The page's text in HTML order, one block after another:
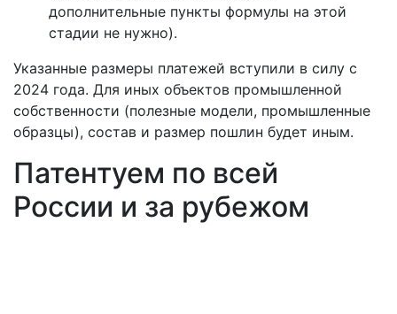
дополнительные пункты формулы на этой
стадии не нужно).
Указанные размеры платежей вступили в силу с
2024 года. Для иных объектов промышленной
собственности (полезные модели, промышленные
образцы), состав и размер пошлин будет иным.
Патентуем по всей
России и за рубежом